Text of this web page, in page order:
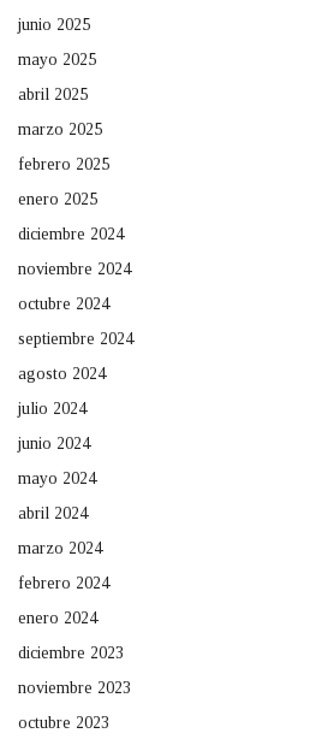
junio 2025
mayo 2025
abril 2025
marzo 2025
febrero 2025
enero 2025
diciembre 2024
noviembre 2024
octubre 2024
septiembre 2024
agosto 2024
julio 2024
junio 2024
mayo 2024
abril 2024
marzo 2024
febrero 2024
enero 2024
diciembre 2023
noviembre 2023
octubre 2023